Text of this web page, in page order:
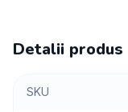
Detalii produs
SKU